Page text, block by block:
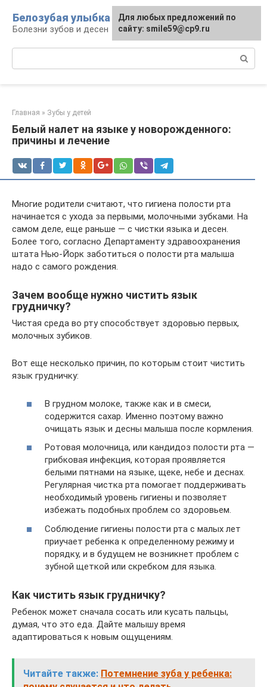
контенту
Белозубая улыбка
Болезни зубов и десен
Главная » Зубы у детей
Белый налет на языке у новорожденного:
причины и лечение
Многие родители считают, что гигиена полости рта
начинается с ухода за первыми, молочными зубками. На
самом деле, еще раньше — с чистки языка и десен.
Более того, согласно Департаменту здравоохранения
штата Нью-Йорк заботиться о полости рта малыша
надо с самого рождения.
Зачем вообще нужно чистить язык
грудничку?
Чистая среда во рту способствует здоровью первых,
молочных зубиков.
Вот еще несколько причин, по которым стоит чистить
язык грудничку:
В грудном молоке, также как и в смеси,
содержится сахар. Именно поэтому важно
очищать язык и десны малыша после кормления.
Ротовая молочница, или кандидоз полости рта —
грибковая инфекция, которая проявляется
белыми пятнами на языке, щеке, небе и деснах.
Регулярная чистка рта помогает поддерживать
необходимый уровень гигиены и позволяет
избежать подобных проблем со здоровьем.
Соблюдение гигиены полости рта с малых лет
приучает ребенка к определенному режиму и
порядку, и в будущем не возникнет проблем с
зубной щеткой или скребком для языка.
Как чистить язык грудничку?
Ребенок может сначала сосать или кусать пальцы,
думая, что это еда. Дайте малышу время
адаптироваться к новым ощущениям.
Читайте также: Потемнение зуба у ребенка:
Для любых предложений по
сайту: smile59@cp9.ru